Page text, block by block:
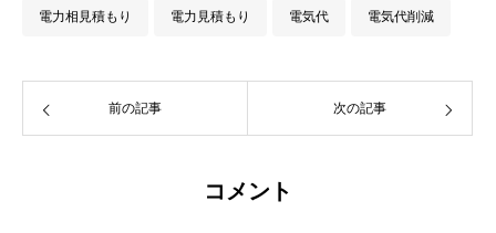
電力相見積もり 電力見積もり 電気代 電気代削減
前の記事 次の記事
コメント